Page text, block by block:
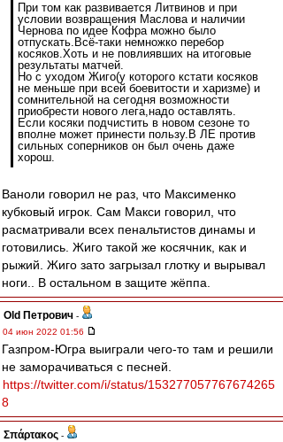
При том как развивается Литвинов и при
условии возвращения Маслова и наличии
Чернова по идее Кофра можно было
отпускать.Всё-таки немножко перебор
косяков.Хоть и не повлиявших на итоговые
результаты матчей.
Но с уходом Жиго(у которого кстати косяков
не меньше при всей боевитости и харизме) и
сомнительной на сегодня возможности
приобрести нового лега,надо оставлять.
Если косяки подчистить в новом сезоне то
вполне может принести пользу.В ЛЕ против
сильных соперников он был очень даже
хорош.
Ваноли говорил не раз, что Максименко
кубковый игрок. Сам Макси говорил, что
расматривали всех пенальтистов динамы и
готовились. Жиго такой же косячник, как и
рыжий. Жиго зато загрызал глотку и вырывал
ноги.. В остальном в защите жёппа.
Old Петрович -
04 июн 2022 01:56
Газпром-Югра выиграли чего-то там и решили
не заморачиваться с песней.
https://twitter.com/i/status/153277057767674265
8
Σπάρτακος -